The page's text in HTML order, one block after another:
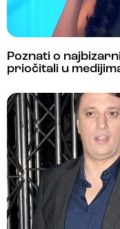
Poznati o
priočitali u